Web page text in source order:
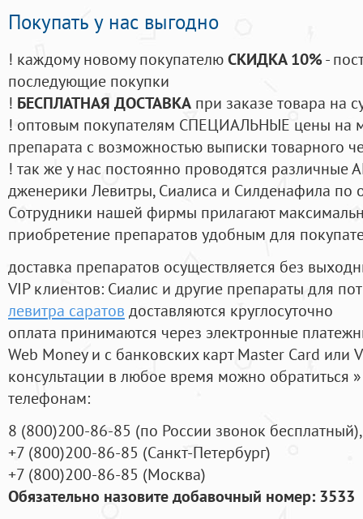
Покупать у нас выгодно
! каждому новому покупателюСКИДКА 10%-
последующие покупки
! БЕСПЛАТНАЯ ДОСТАВКА при заказе товара на
! оптовым покупателям СПЕЦИАЛЬНЫЕ цены на
препарата с возможностью выписки товарного
! так же у нас постоянно проводятся
дженерики Левитры, Сиалиса и Силденафила по
Cотрудники нашей фирмы прилагают
приобретение препаратов удобным для
доставка препаратов осуществляется без
VIP клиентов: Сиалис и другие препараты для
левитра саратов доставляются круглосуточно
оплата принимаются через электронные
Web Money и с банковских карт Master Card или
консультации в любое время можно обратиться
телефонам:
8 (800)200-86-85 (по России звонок бесплатный),
+7 (800)200-86-85 (Санкт-Петербург)
+7 (800)200-86-85 (Москва)
Обязательно назовите добавочный номер: 3533